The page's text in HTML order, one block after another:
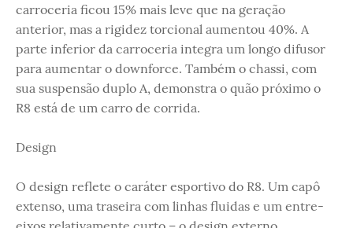
carroceria ficou 15% mais leve que na geração
anterior, mas a rigidez torcional aumentou 40%. A
parte inferior da carroceria integra um longo difusor
para aumentar o downforce. Também o chassi, com
sua suspensão duplo A, demonstra o quão próximo o
R8 está de um carro de corrida.
Design
O design reflete o caráter esportivo do R8. Um capô
extenso, uma traseira com linhas fluidas e um entre-